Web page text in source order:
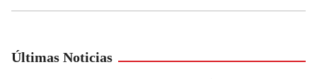
Últimas Noticias